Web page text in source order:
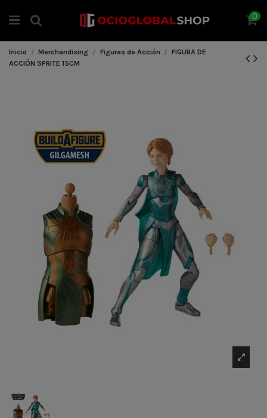
0
Inicio Merchandising Figuras de Acción
FIGURA DE
ACCIÓN SPRITE 15CM